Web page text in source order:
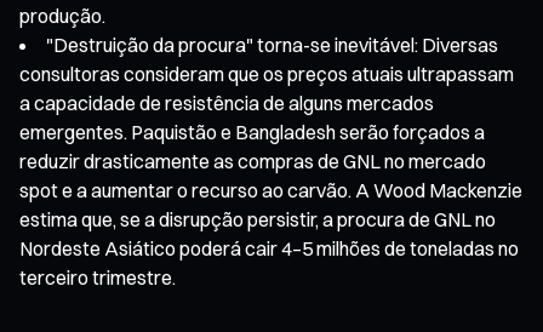
produção.
"Destruição da procura" torna-se inevitável: Diversas
consultoras consideram que os preços atuais ultrapassam
a capacidade de resistência de alguns mercados
emergentes. Paquistão e Bangladesh serão forçados a
reduzir drasticamente as compras de GNL no mercado
spot e a aumentar o recurso ao carvão. A Wood Mackenzie
estima que, se a disrupção persistir, a procura de GNL no
Nordeste Asiático poderá cair 4–5 milhões de toneladas no
terceiro trimestre.